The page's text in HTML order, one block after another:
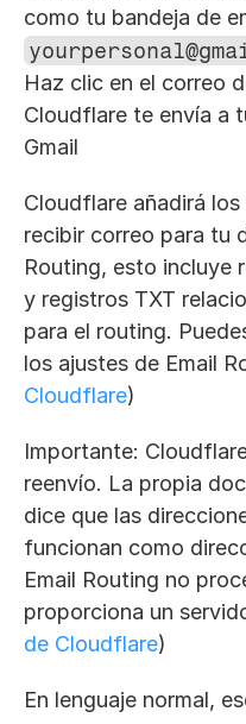
Haz clic en el correo
Cloudflare te envía a
Gmail
Cloudflare añadirá
recibir correo para tu
Routing, esto incluye
y registros TXT
para el routing.
los ajustes de Email
Cloudflare)
Importante:
reenvío. La propia
dice que las
funcionan como
Email Routing no
proporciona un
de Cloudflare)
En lenguaje normal,